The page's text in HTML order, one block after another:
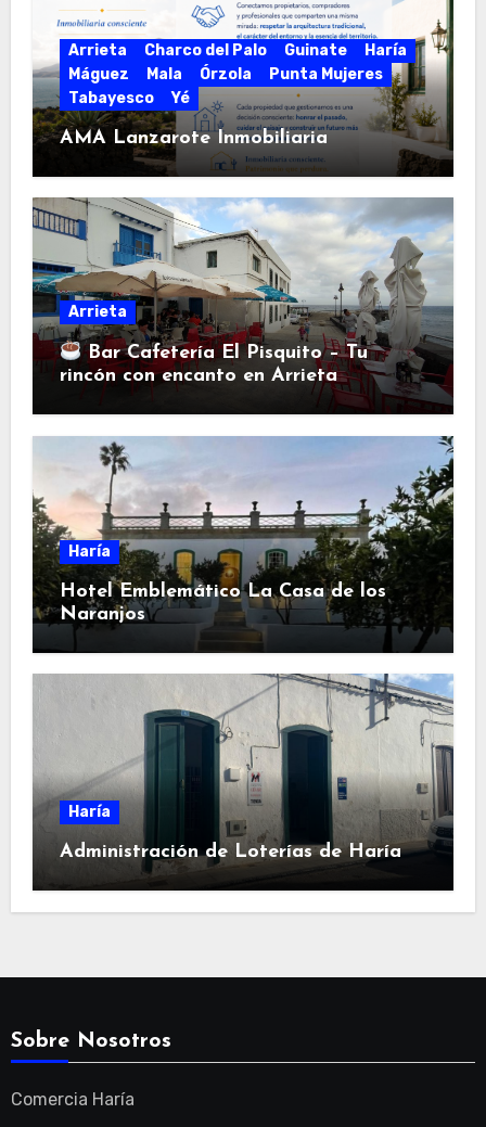
Arrieta Charco del Palo Guinate
Haría
Máguez
Mala Órzola
Punta Mujeres
Tabayesco
Yé
AMA Lanzarote Inmobiliaria
Arrieta
Bar Cafetería El Pisquito – Tu
rincón con encanto en Arrieta
Haría
Hotel Emblemático La Casa de los
Naranjos
Haría
Administración de Loterías de Haría
Sobre Nosotros
Comercia Haría